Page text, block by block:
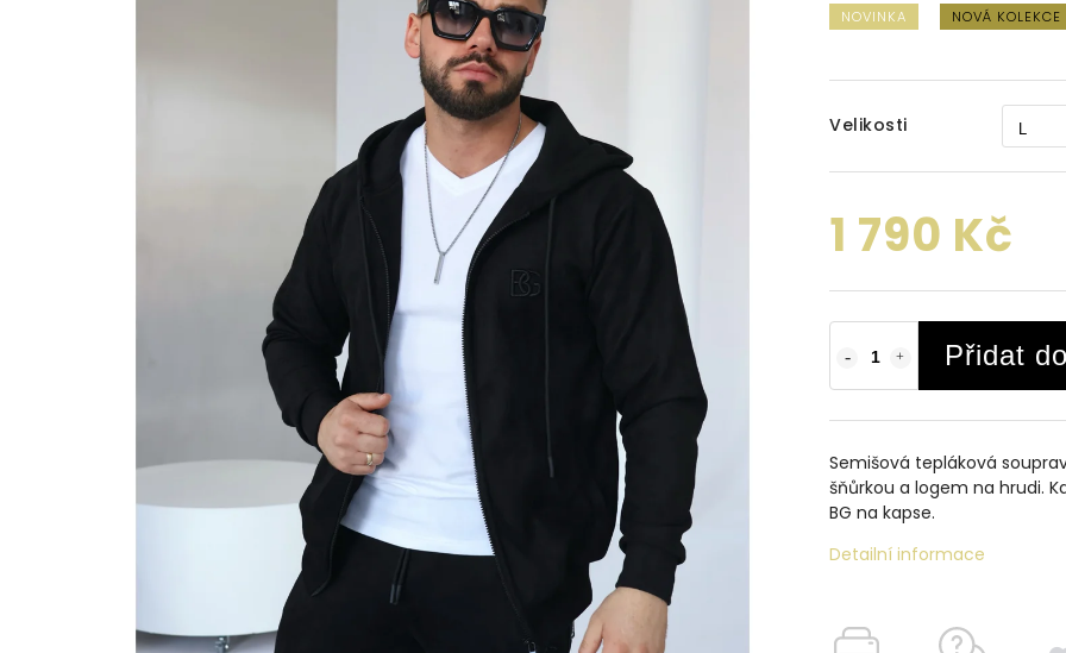
NOVINKA NOVÁ KOLEKCE
Velikosti
1 790 Kč
Přidat
Semišová tepláková
šňůrkou a logem na hrudi.
BG na kapse.
Detailní informace